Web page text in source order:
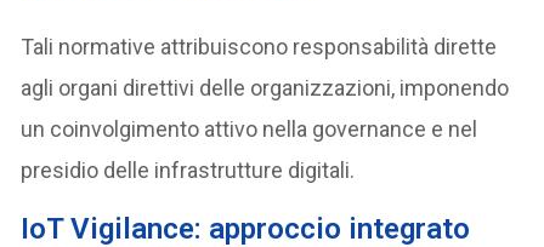
Tali normative attribuiscono responsabilità dirette
agli organi direttivi delle organizzazioni, imponendo
un coinvolgimento attivo nella governance e nel
presidio delle infrastrutture digitali.
IoT Vigilance: approccio integrato